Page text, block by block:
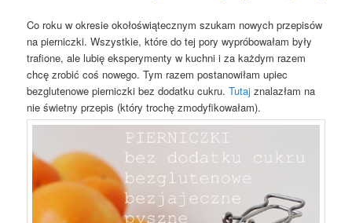
Co roku w okresie okołoświątecznym szukam nowych przepisów
na pierniczki. Wszystkie, które do tej pory wypróbowałam były
trafione, ale lubię eksperymenty w kuchni i za każdym razem
chcę zrobić coś nowego. Tym razem postanowiłam upiec
bezglutenowe pierniczki bez dodatku cukru.Tutaj znalazłam na
nie świetny przepis (który trochę zmodyfikowałam).